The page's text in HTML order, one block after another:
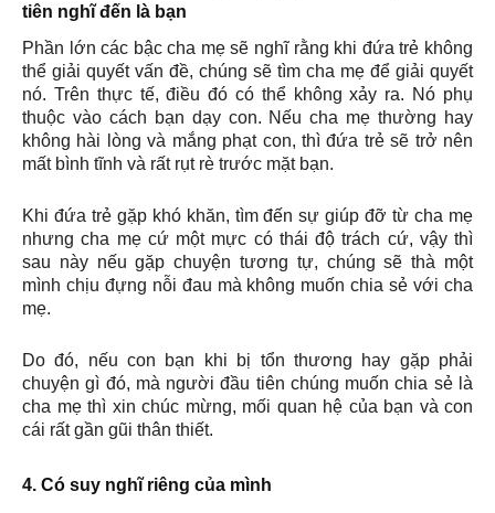
tiên nghĩ đến là bạn
Phần lớn các bậc cha mẹ sẽ nghĩ rằng khi đứa trẻ không
thể giải quyết vấn đề, chúng sẽ tìm cha mẹ để giải quyết
nó. Trên thực tế, điều đó có thể không xảy ra. Nó phụ
thuộc vào cách bạn dạy con. Nếu cha mẹ thường hay
không hài lòng và mắng phạt con, thì đứa trẻ sẽ trở nên
mất bình tĩnh và rất rụt rè trước mặt bạn.
Khi đứa trẻ gặp khó khăn, tìm đến sự giúp đỡ từ cha mẹ
nhưng cha mẹ cứ một mực có thái độ trách cứ, vậy thì
sau này nếu gặp chuyện tương tự, chúng sẽ thà một
mình chịu đựng nỗi đau mà không muốn chia sẻ với cha
mẹ.
Do đó, nếu con bạn khi bị tổn thương hay gặp phải
chuyện gì đó, mà người đầu tiên chúng muốn chia sẻ là
cha mẹ thì xin chúc mừng, mối quan hệ của bạn và con
cái rất gần gũi thân thiết.
4. Có suy nghĩ riêng của mình